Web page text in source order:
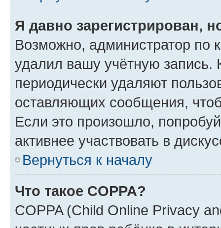
Я давно зарегистрирован,
Возможно, администратор по
удалил вашу учётную запись.
периодически удаляют
оставляющих сообщения,
Если это произошло,
активнее участвовать в
Вернуться к началу
Что такое COPPA?
COPPA (Child Online Privacy